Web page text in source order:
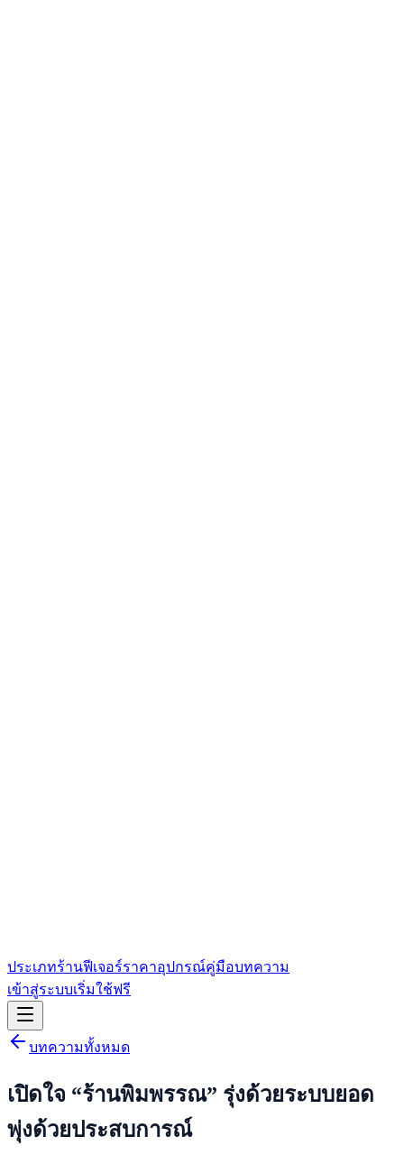
ประเภทร้านฟีเจอร์ราคาอุปกรณ์คู่มือบทความ
เข้าสู่ระบบเริ่มใช้ฟรี
บทความทั้งหมด
เปิดใจ “ร้านพิมพรรณ” รุ่งด้วยระบบยอด
พุ่งด้วยประสบการณ์